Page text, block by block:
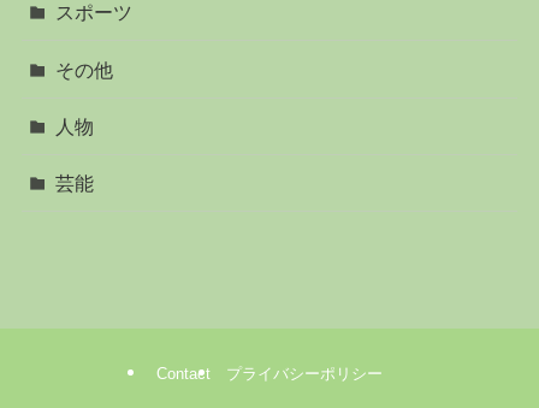
スポーツ
その他
人物
芸能
Contact プライバシーポリシー